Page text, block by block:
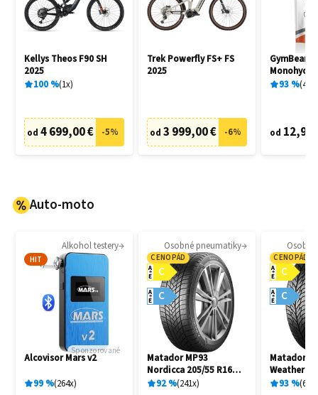
Kellys Theos F90 SH
2025
100% 1x
od 4 699,00 € -5%
Trek Powerfly FS+ FS
2025
od 3 999,00 € -6%
GymBeam
93% 404
od 12,95
Auto-moto
Alkohol testery
HIT
Sponzorované
Alcovisor Mars v2
99% 264x
Osobné pneumatiky
CENOPÁD
C
A
E
C
A
E
Matador MP93
Nordicca 205/55 R16
91H
92% 241x
CENOPÁD
C
A
E
C
A
E
Matador
Weather
R16 91H
93% 69